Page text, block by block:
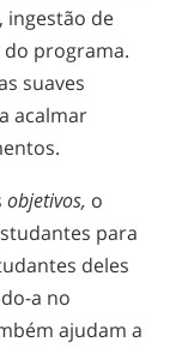
ingestão de
programa.
suaves
acalmar
objetivos, o
para
deles
a no
ajudam a